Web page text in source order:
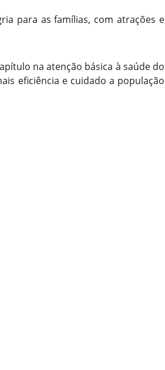
para as famílias, com atrações e
na atenção básica à saúde do
eficiência e cuidado a população